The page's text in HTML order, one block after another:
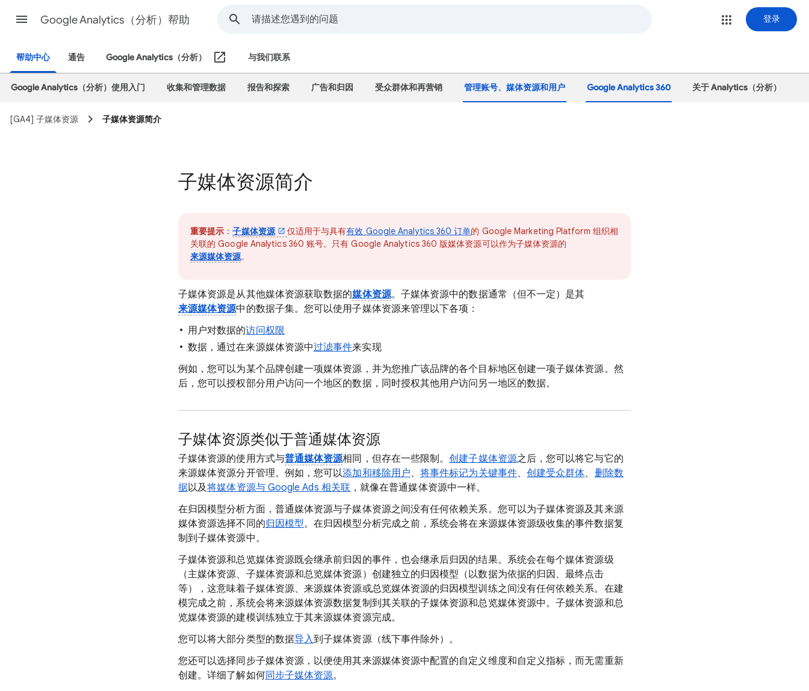
Google Analytics（分析）帮助 登录
帮助中心 通告 Google Analytics（分析） 与我们联系
Google Analytics（分析）使用入门 收集和管理数据 报告和探索 广告和归因 受众群体和再营销 管理账号、媒体资源和用户 Google Analytics 360 关于 Analytics（分析）
[GA4] 子媒体资源 子媒体资源简介
子媒体资源简介
重要提示 ：子媒体资源 仅适用于与具有有效 Google Analytics 360 订单的 Google Marketing Platform 组织相
关联的 Google Analytics 360 账号。只有 Google Analytics 360 版媒体资源可以作为子媒体资源的
来源媒体资源。
子媒体资源是从其他媒体资源获取数据的媒体资源。子媒体资源中的数据通常（但不一定）是其
来源媒体资源中的数据子集。您可以使用子媒体资源来管理以下各项：
用户对数据的访问权限
数据，通过在来源媒体资源中过滤事件来实现
例如，您可以为某个品牌创建一项媒体资源，并为您推广该品牌的各个目标地区创建一项子媒体资源。然
后，您可以授权部分用户访问一个地区的数据，同时授权其他用户访问另一地区的数据。
子媒体资源类似于普通媒体资源
子媒体资源的使用方式与普通媒体资源相同，但存在一些限制。创建子媒体资源之后，您可以将它与它的
来源媒体资源分开管理。例如，您可以添加和移除用户、将事件标记为关键事件、 创建受众群体、 删除数
据以及将媒体资源与 Google Ads 相关联 ，就像在普通媒体资源中一样。
在归因模型分析方面，普通媒体资源与子媒体资源之间没有任何依赖关系。您可以为子媒体资源及其来源
媒体资源选择不同的归因模型。在归因模型分析完成之前，系统会将在来源媒体资源级收集的事件数据复
制到子媒体资源中。
子媒体资源和总览媒体资源既会继承前归因的事件，也会继承后归因的结果。系统会在每个媒体资源级
（主媒体资源、子媒体资源和总览媒体资源）创建独立的归因模型（以数据为依据的归因、最终点击
等），这意味着子媒体资源、来源媒体资源或总览媒体资源的归因模型训练之间没有任何依赖关系。在建
模完成之前，系统会将来源媒体资源数据复制到其关联的子媒体资源和总览媒体资源中。子媒体资源和总
览媒体资源的建模训练独立于其来源媒体资源完成。
您可以将大部分类型的数据导入到子媒体资源（线下事件除外）。
您还可以选择同步子媒体资源，以便使用其来源媒体资源中配置的自定义维度和自定义指标，而无需重新
创建。详细了解如何同步子媒体资源。